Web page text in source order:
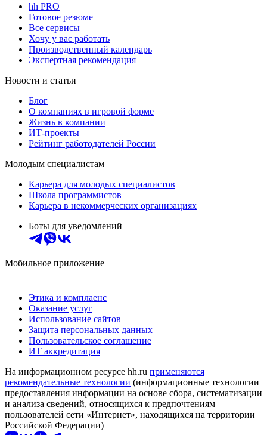
hh PRO
Готовое резюме
Все сервисы
Хочу у вас работать
Производственный календарь
Экспертная рекомендация
Новости и статьи
Блог
О компаниях в игровой форме
Жизнь в компании
ИТ-проекты
Рейтинг работодателей России
Молодым специалистам
Карьера для молодых специалистов
Школа программистов
Карьера в некоммерческих организациях
Боты для уведомлений
Мобильное приложение
Этика и комплаенс
Оказание услуг
Использование сайтов
Защита персональных данных
Пользовательское соглашение
ИТ аккредитация
На информационном ресурсе hh.ru применяются
рекомендательные технологии (информационные технологии
предоставления информации на основе сбора, систематизации
и анализа сведений, относящихся к предпочтениям
пользователей сети «Интернет», находящихся на территории
Российской Федерации)